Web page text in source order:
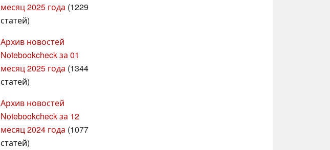
месяц 2025 года (1229
статей)
Архив новостей
Notebookcheck за 01
месяц 2025 года (1344
статей)
Архив новостей
Notebookcheck за 12
месяц 2024 года (1077
статей)